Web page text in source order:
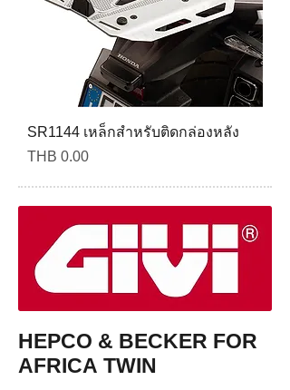
SR1144 เหล็กสำหรับติดกล่องหลัง
Price
THB 0.00
HEPCO & BECKER FOR
AFRICA TWIN